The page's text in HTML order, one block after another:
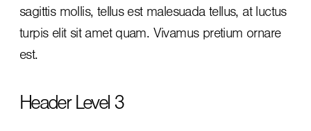
sagittis mollis, tellus est malesuada tellus, at luctus
turpis elit sit amet quam. Vivamus pretium ornare
est.
Header Level 3